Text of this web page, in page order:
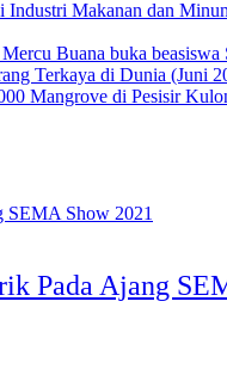
Terkaya di Dunia (Juni
Pada Ajang